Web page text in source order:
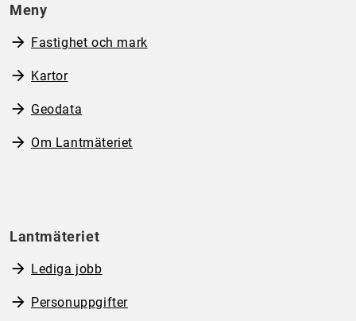
Meny
Fastighet och mark
Kartor
Geodata
Om Lantmäteriet
Lantmäteriet
Lediga jobb
Personuppgifter